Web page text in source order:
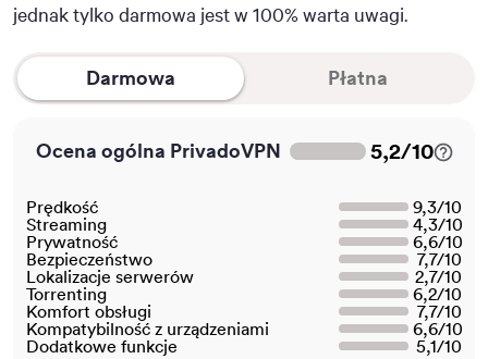
jednak tylko darmowa jest w 100% warta uwagi.
Darmowa Płatna
Ocena ogólna PrivadoVPN 5,2/10
Prędkość 9,3/10
Streaming
4,3/10
Prywatność
6,6/10
Bezpieczeństwo
7,7/10
Lokalizacje serwerów
2,7/10
Torrenting
6,2/10
Komfort obsługi
7,7/10
Kompatybilność z urządzeniami
6,6/10
Dodatkowe funkcje
5,1/10